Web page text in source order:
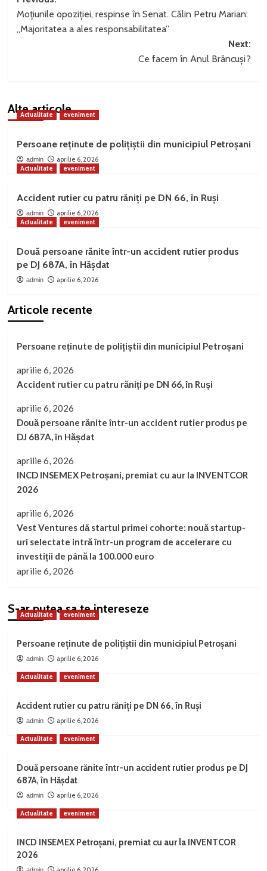
navigation
Moțiunile opoziției, respinse în Senat. Călin Petru Marian:
„Majoritatea a ales responsabilitatea”
Next:
Ce facem în Anul Brâncuși?
Alte articole
Actualitate eveniment
Persoane reținute de polițiștii din municipiul Petroșani
admin
aprilie 6, 2026
Actualitate
eveniment
Accident rutier cu patru răniți pe DN 66, în Ruși
admin
aprilie 6, 2026
Actualitate
eveniment
Două persoane rănite într-un accident rutier produs
pe DJ 687A, în Hășdat
admin aprilie 6, 2026
Articole recente
Persoane reținute de polițiștii din municipiul Petroșani
aprilie 6, 2026
Accident rutier cu patru răniți pe DN 66, în Ruși
aprilie 6, 2026
Două persoane rănite într-un accident rutier produs pe
DJ 687A, în Hășdat
aprilie 6, 2026
INCD INSEMEX Petroșani, premiat cu aur la INVENTCOR
2026
aprilie 6, 2026
Vest Ventures dă startul primei cohorte: nouă startup-
uri selectate intră într-un program de accelerare cu
investiții de până la 100.000 euro
aprilie 6, 2026
S-ar putea sa te intereseze
Actualitate eveniment
Persoane reținute de polițiștii din municipiul Petroșani
admin aprilie 6, 2026
Actualitate eveniment
Accident rutier cu patru răniți pe DN 66, în Ruși
admin aprilie 6, 2026
Actualitate eveniment
Două persoane rănite într-un accident rutier produs pe DJ
687A, în Hășdat
admin aprilie 6, 2026
Actualitate eveniment
INCD INSEMEX Petroșani, premiat cu aur la INVENTCOR
2026